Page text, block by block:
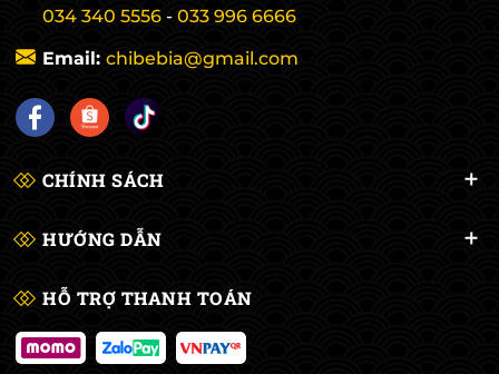
034 340 5556 - 033 996 6666
Email: chibebia@gmail.com
CHÍNH SÁCH
HƯỚNG DẪN
HỖ TRỢ THANH TOÁN